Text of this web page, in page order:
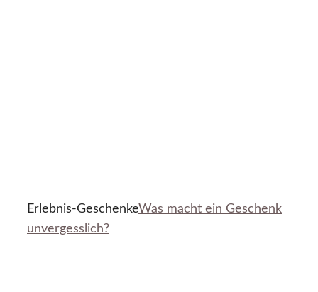
Erlebnis-GeschenkeWas macht ein Geschenk
unvergesslich?